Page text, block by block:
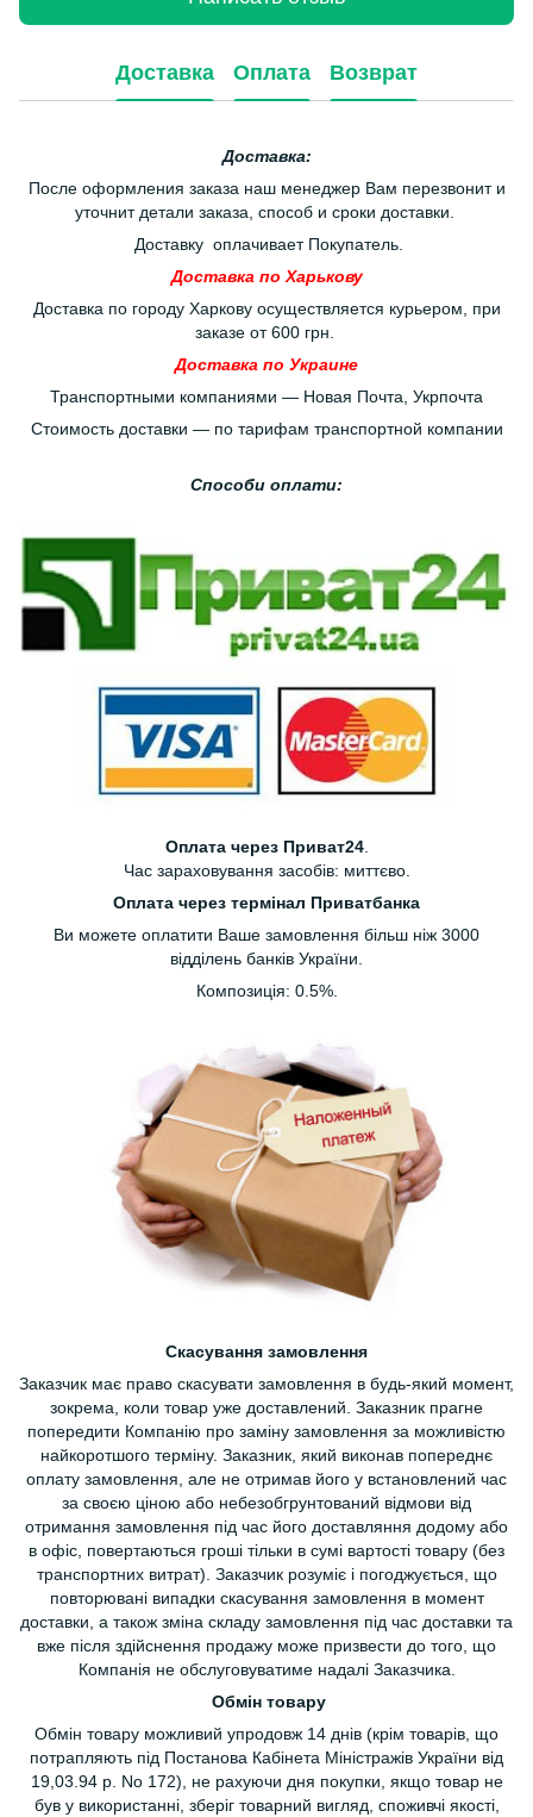
Доставка Оплата Возврат
Доставка:
После оформления заказа наш менеджер Вам перезвонит и
уточнит детали заказа, способ и сроки доставки.
Доставку оплачивает Покупатель.
Доставка по Харькову
Доставка по городу Харкову осуществляется курьером, при
заказе от 600 грн.
Доставка по Украине
Транспортными компаниями — Новая Почта, Укрпочта
Стоимость доставки — по тарифам транспортной компании
Способи оплати:
Оплата через Приват24.
Час зараховування засобів: миттєво.
Оплата через термінал Приватбанка
Ви можете оплатити Ваше замовлення більш ніж 3000
відділень банків України.
Композиція: 0.5%.
Скасування замовлення
Заказчик має право скасувати замовлення в будь-який момент,
зокрема, коли товар уже доставлений. Заказник прагне
попередити Компанію про заміну замовлення за можливістю
найкоротшого терміну. Заказник, який виконав попереднє
оплату замовлення, але не отримав його у встановлений час
за своєю ціною або небезобгрунтований відмови від
отримання замовлення під час його доставляння додому або
в офіс, повертаються гроші тільки в сумі вартості товару (без
транспортних витрат). Заказчик розуміє і погоджується, що
повторювані випадки скасування замовлення в момент
доставки, а також зміна складу замовлення під час доставки та
вже після здійснення продажу може призвести до того, що
Компанія не обслуговуватиме надалі Заказчика.
Обмін товару
Обмін товару можливий упродовж 14 днів (крім товарів, що
потрапляють під Постанова Кабінета Міністражів України від
19,03.94 р. No 172), не рахуючи дня покупки, якщо товар не
був у використанні, зберіг товарний вигляд, споживчі якості,